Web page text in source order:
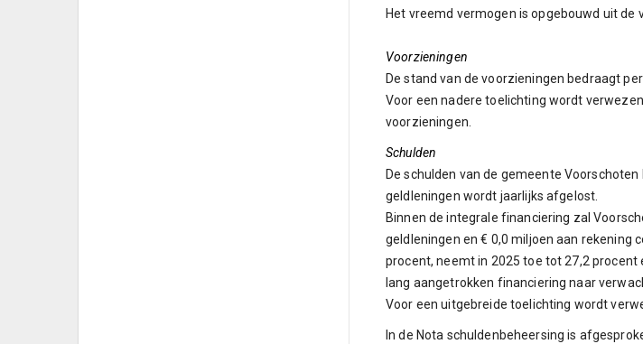
Het vreemd vermogen is opgebouwd uit de
Voorzieningen
De stand van de voorzieningen bedraagt
Voor een nadere toelichting wordt
voorzieningen.
Schulden
De schulden van de gemeente
geldleningen wordt jaarlijks afgelost.
Binnen de integrale financiering zal
geldleningen en € 0,0 miljoen aan rekening
procent, neemt in 2025 toe tot 27,2 procent
lang aangetrokken financiering naar
Voor een uitgebreide toelichting wordt
In de Nota schuldenbeheersing is